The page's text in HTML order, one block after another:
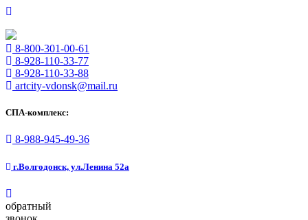
8-800-301-00-61
8-928-110-33-77
8-928-110-33-88
artcity-vdonsk@mail.ru
СПА-комплекс:
8-988-945-49-36
г.Волгодонск, ул.Ленина 52а
обратный